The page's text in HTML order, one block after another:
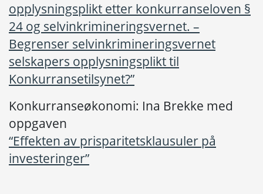
opplysningsplikt etter konkurranseloven §
24 og selvinkrimineringsvernet. –
Begrenser selvinkrimineringsvernet
selskapers opplysningsplikt til
Konkurransetilsynet?”
Konkurranseøkonomi: Ina Brekke med
oppgaven
“Effekten av prisparitetsklausuler på
investeringer”